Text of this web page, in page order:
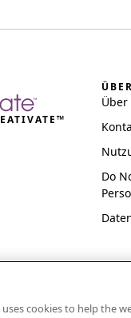
ÜBER
Über
Do
uses cookies to help the